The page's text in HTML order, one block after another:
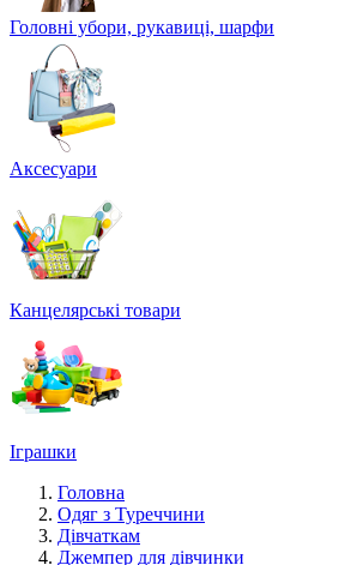
Головні убори, рукавиці, шарфи
Аксесуари
Канцелярські товари
Іграшки
Головна
Одяг з Туреччини
Дівчаткам
Джемпер для дівчинки